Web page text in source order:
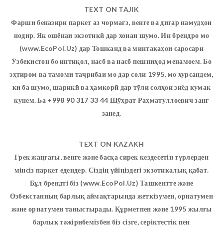
TEXT ON TAJIK
Фарши беназири паркет аз чормағз, венге ва дигар намудҳои
нодир. Як ошёнаи экзотикӣ дар хонаи шумо. Ин брендро мо
(www.EcoPol.Uz) дар Тошканд ва минтақаҳои саросари
Ӯзбекистон бо интиқол, насб ва насб пешниҳод менамоем. Бо
эҳтиром ва тамоми таҷрибаи мо дар соли 1995, мо хурсандем,
ки ба шумо, шарикӣ ва ҳамкорӣ дар тӯли солҳои зиёд кумак
кунем. Ба +998 90 317 33 44 Шӯҳрат Раҳматуллоевич занг
занед.
TEXT ON KAZAKH
Грек жаңғағы, венге және басқа сирек кездесетін түрлерден
мінсіз паркет едендер. Сіздің үйіңіздегі экзотикалық қабат.
Бұл брендті біз (www.EcoPol.Uz) Ташкентте және
Өзбекстанның барлық аймақтарында жеткізумен, орнатумен
және орнатумен таныстырады. Құрметпен және 1995 жылғы
барлық тәжірибемізбен біз сізге, серіктестік пен